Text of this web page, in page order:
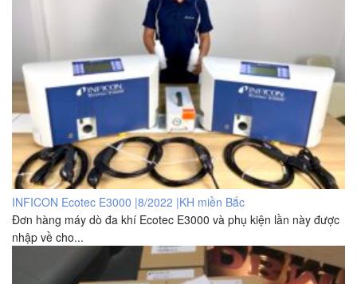
INFICON Ecotec E3000 |8/2022 |KH miền Bắc
Đơn hàng máy dò đa khí Ecotec E3000 và phụ kiện lần này được
nhập về cho...